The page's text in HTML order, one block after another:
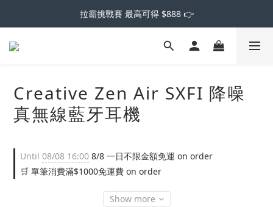
拉霸挑戰賽 最高可得 $888 👉
Creative Zen Air SXFI 降噪
真無線藍牙耳機
Until 08/08 16:00 8/8 一日不限金額免運 on order
🛒 單筆消費滿$1000免運費 on order
Show more